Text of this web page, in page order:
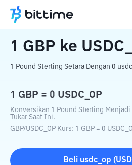
Beranda Konverter Kripto
1 GBP ke
1 Pound Sterling Setara Dengan 0
1 GBP = 0 USDC_OP
Konversikan 1 Pound Sterling
Tukar Saat Ini.
GBP/USDC_OP Kurs: 1 GBP = 0
Beli usdc_op (